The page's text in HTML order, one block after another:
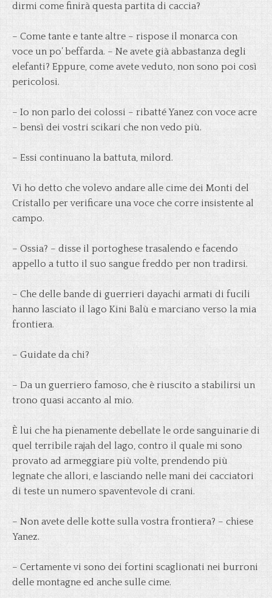
dirmi come finirà questa partita di caccia?
– Come tante e tante altre – rispose il monarca con
voce un po’ beffarda. – Ne avete già abbastanza degli
elefanti? Eppure, come avete veduto, non sono poi così
pericolosi.
– Io non parlo dei colossi – ribatté Yanez con voce acre
– bensì dei vostri scikari che non vedo più.
– Essi continuano la battuta, milord.
Vi ho detto che volevo andare alle cime dei Monti del
Cristallo per verificare una voce che corre insistente al
campo.
– Ossia? – disse il portoghese trasalendo e facendo
appello a tutto il suo sangue freddo per non tradirsi.
– Che delle bande di guerrieri dayachi armati di fucili
hanno lasciato il lago Kini Balù e marciano verso la mia
frontiera.
– Guidate da chi?
– Da un guerriero famoso, che è riuscito a stabilirsi un
trono quasi accanto al mio.
È lui che ha pienamente debellate le orde sanguinarie di
quel terribile rajah del lago, contro il quale mi sono
provato ad armeggiare più volte, prendendo più
legnate che allori, e lasciando nelle mani dei cacciatori
di teste un numero spaventevole di crani.
– Non avete delle kotte sulla vostra frontiera? – chiese
Yanez.
– Certamente vi sono dei fortini scaglionati nei burroni
delle montagne ed anche sulle cime.